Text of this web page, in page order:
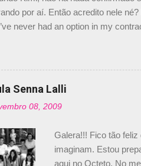
por aí. Então acredito nele
never had an option in my
sobre o fato do Iceman estar
! #EifelGP 🇩🇪 #F1
Senna Lalli
08, 2009
Galera!!! Fico tão
imaginam. Estou
aqui no Octeto. No